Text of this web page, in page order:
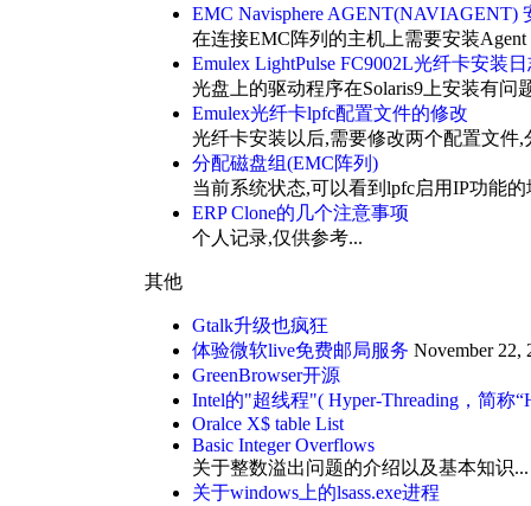
EMC Navisphere AGENT(NAVIAGENT)
在连接EMC阵列的主机上需要安装
Emulex LightPulse FC9002L光纤卡安装
光盘上的驱动程序在Solaris9上安装有问
Emulex光纤卡lpfc配置文件的修改
光纤卡安装以后,需要修改两个配置文件,
分配磁盘组(EMC阵列)
当前系统状态,可以看到lpfc启用IP功能的
ERP Clone的几个注意事项
个人记录,仅供参考...
其他
Gtalk升级也疯狂
体验微软live免费邮局服务 November 22,
GreenBrowser开源
Intel的"超线程"( Hyper-Threading，简称
Oralce X$ table List
Basic Integer Overflows
关于整数溢出问题的介绍以及基本知识...
关于windows上的lsass.exe进程